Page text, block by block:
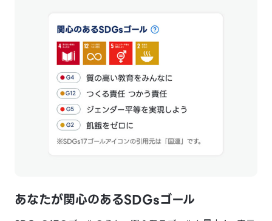
あなたが関心のあるSDGsゴール